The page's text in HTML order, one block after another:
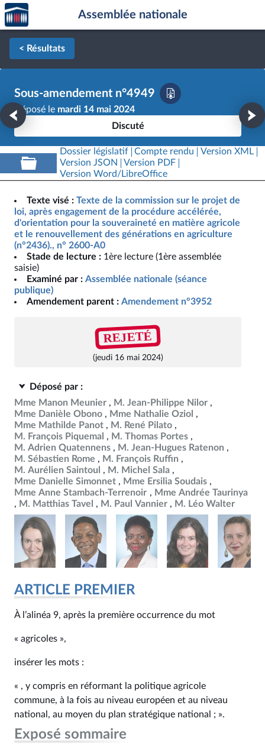
Aller au contenu
Aller en bas de la page
Accèder
à la
page
d'accueil
Assemblée nationale
< Résultats
Sous-amendement n°4949
Déposé le mardi 14 mai 2024
Discuté
Dossier législatif Compte rendu
Version XML
Version JSON
Version PDF
Version Word/LibreOffice
Texte visé : Texte de la commission sur le projet de
loi, après engagement de la procédure accélérée,
d'orientation pour la souveraineté en matière agricole
et le renouvellement des générations en agriculture
(n°2436)., n° 2600-A0
Stade de lecture : 1ère lecture (1ère assemblée
saisie)
Examiné par : Assemblée nationale (séance
publique)
Amendement parent : Amendement n°3952
REJETÉ
(jeudi 16 mai 2024)
Déposé par :
Mme Manon Meunier
M. Jean-Philippe Nilor
Mme Danièle Obono
Mme Nathalie Oziol
Mme Mathilde Panot
M. René Pilato
M. François Piquemal
M. Thomas Portes
M. Adrien Quatennens
M. Jean-Hugues Ratenon
M. Sébastien Rome
M. François Ruffin
M. Aurélien Saintoul
M. Michel Sala
Mme Danielle Simonnet
Mme Ersilia Soudais
Mme Anne Stambach-Terrenoir
Mme Andrée Taurinya
M. Matthias Tavel
M. Paul Vannier M. Léo Walter
ARTICLE PREMIER
À l’alinéa 9, après la première occurrence du mot
« agricoles »,
insérer les mots :
« , y compris en réformant la politique agricole
commune, à la fois au niveau européen et au niveau
national, au moyen du plan stratégique national ; ».
Exposé sommaire